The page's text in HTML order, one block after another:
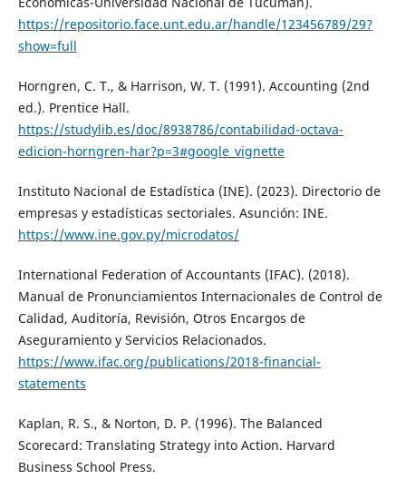
https://repositorio.face.unt.edu.ar/handle/123456789/29?
show=full
Horngren, C. T., & Harrison, W. T. (1991). Accounting (2nd
ed.). Prentice Hall.
https://studylib.es/doc/8938786/contabilidad-octava-
edicion-horngren-har?p=3#google_vignette
Instituto Nacional de Estadística (INE). (2023). Directorio de
empresas y estadísticas sectoriales. Asunción: INE.
https://www.ine.gov.py/microdatos/
International Federation of Accountants (IFAC). (2018).
Manual de Pronunciamientos Internacionales de Control de
Calidad, Auditoría, Revisión, Otros Encargos de
Aseguramiento y Servicios Relacionados.
https://www.ifac.org/publications/2018-financial-
statements
Kaplan, R. S., & Norton, D. P. (1996). The Balanced
Scorecard: Translating Strategy into Action. Harvard
Business School Press.